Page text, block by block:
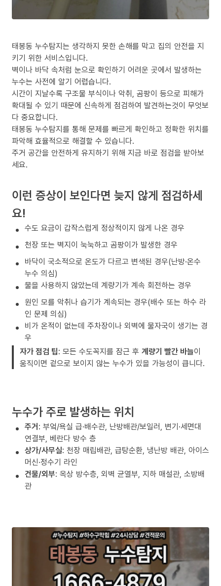
태봉동 누수탐지는 생각하지 못한 손해를 막고 집의 안전을 지
키기 위한 서비스입니다.
벽이나 바닥 속처럼 눈으로 확인하기 어려운 곳에서 발생하는
누수는 사전에 알기 어렵습니다.
시간이 지날수록 구조물 부식이나 악취, 곰팡이 등으로 피해가
확대될 수 있기 때문에 신속하게 점검하여 발견하는것이 무엇보
다 중요합니다.
태봉동 누수탐지를 통해 문제를 빠르게 확인하고 정확한 위치를
파악해 효율적으로 해결할 수 있습니다.
주거 공간을 안전하게 유지하기 위해 지금 바로 점검을 받아보
세요.
이런 증상이 보인다면 늦지 않게 점검하세
요!
수도 요금이 갑작스럽게 정상적이지 않게 나온 경우
천장 또는 벽지이 눅눅하고 곰팡이가 발생한 경우
바닥이 국소적으로 온도가 다르고 변색된 경우(난방·온수
누수 의심)
물을 사용하지 않았는데 계량기가 계속 회전하는 경우
원인 모를 악취나 습기가 계속되는 경우(배수 또는 하수 라
인 문제 의심)
비가 온적이 없는데 주차장이나 외벽에 물자국이 생기는 경
우
자가 점검 팁: 모든 수도꼭지를 잠근 후 계량기 빨간 바늘이
움직이면 겉으로 보이지 않는 누수가 있을 가능성이 큽니다.
누수가 주로 발생하는 위치
주거: 부엌/욕실 급·배수관, 난방배관/보일러, 변기·세면대
연결부, 베란다 방수 층
상가/사무실: 천장 매립배관, 급탕순환, 냉난방 배관, 아이스
머신·정수기 라인
건물/외부: 옥상 방수층, 외벽 균열부, 지하 매설관, 소방배
관